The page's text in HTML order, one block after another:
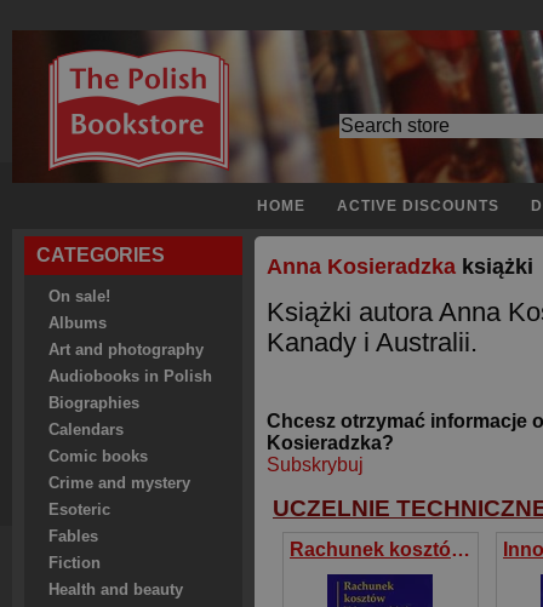
HOME ACTIVE DISCOUNTS
CATEGORIES
On sale!
Albums
Art and photography
Audiobooks in Polish
Biographies
Calendars
Comic books
Crime and mystery
Esoteric
Fables
Fiction
Health and beauty
Anna Kosieradzka książki
Książki autora Anna
Kanady i Australii.
Chcesz otrzymać informacje
Kosieradzka?
Subskrybuj
UCZELNIE
Rachunek kosztów Wybrane zagadnienia w teorii i przykładach